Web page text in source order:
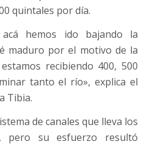
quintales por día.
hemos ido bajando la
maduro por el motivo de la
recibiendo 400, 500
tanto el río», explica el
Tibia.
de canales que lleva los
pero su esfuerzo resultó